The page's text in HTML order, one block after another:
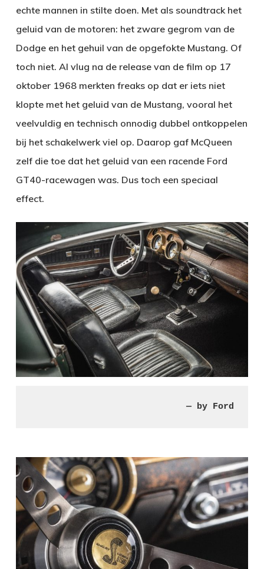
echte mannen in stilte doen. Met als soundtrack het
geluid van de motoren: het zware gegrom van de
Dodge en het gehuil van de opgefokte Mustang. Of
toch niet. Al vlug na de release van de film op 17
oktober 1968 merkten freaks op dat er iets niet
klopte met het geluid van de Mustang, vooral het
veelvuldig en technisch onnodig dubbel ontkoppelen
bij het schakelwerk viel op. Daarop gaf McQueen
zelf die toe dat het geluid van een racende Ford
GT40-racewagen was. Dus toch een speciaal
effect.
— by Ford